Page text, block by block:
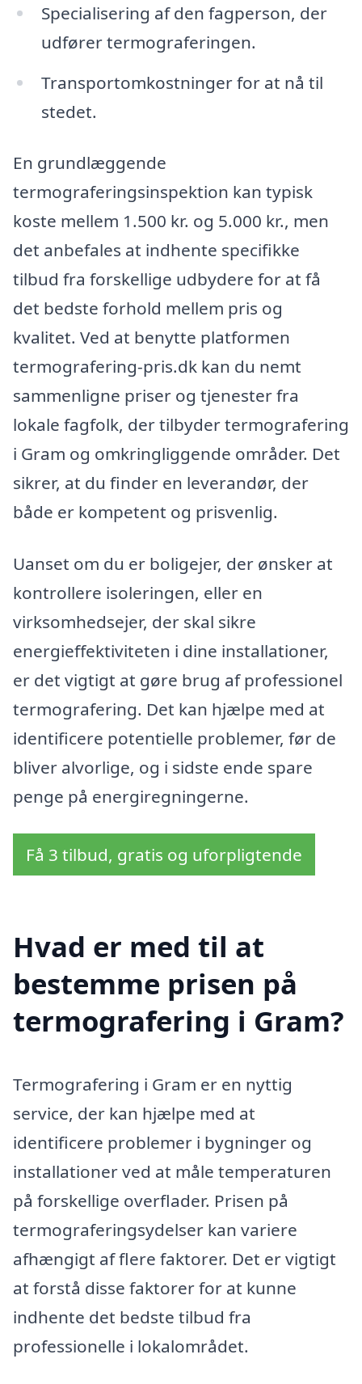
Specialisering af den fagperson, der
udfører termograferingen.
Transportomkostninger for at nå til
stedet.
En grundlæggende
termograferingsinspektion kan typisk
koste mellem 1.500 kr. og 5.000 kr., men
det anbefales at indhente specifikke
tilbud fra forskellige udbydere for at få
det bedste forhold mellem pris og
kvalitet. Ved at benytte platformen
termografering-pris.dk kan du nemt
sammenligne priser og tjenester fra
lokale fagfolk, der tilbyder termografering
i Gram og omkringliggende områder. Det
sikrer, at du finder en leverandør, der
både er kompetent og prisvenlig.
Uanset om du er boligejer, der ønsker at
kontrollere isoleringen, eller en
virksomhedsejer, der skal sikre
energieffektiviteten i dine installationer,
er det vigtigt at gøre brug af professionel
termografering. Det kan hjælpe med at
identificere potentielle problemer, før de
bliver alvorlige, og i sidste ende spare
penge på energiregningerne.
Få 3 tilbud, gratis og uforpligtende
Hvad er med til at
bestemme prisen på
termografering i Gram?
Termografering i Gram er en nyttig
service, der kan hjælpe med at
identificere problemer i bygninger og
installationer ved at måle temperaturen
på forskellige overflader. Prisen på
termograferingsydelser kan variere
afhængigt af flere faktorer. Det er vigtigt
at forstå disse faktorer for at kunne
indhente det bedste tilbud fra
professionelle i lokalområdet.